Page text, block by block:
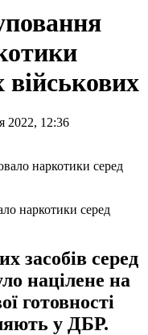
військових
2022, 12:36
наркотики серед
засобів серед
націлене на
готовності
у ДБР.